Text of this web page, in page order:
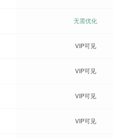
无需优化
VIP可见
VIP可见
VIP可见
VIP可见